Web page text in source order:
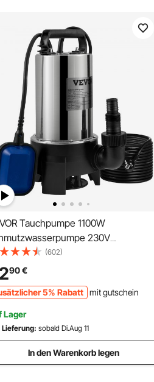
Tauchpumpe 1100W
230V
Durchfluss 333,3L/min
IPX8
zuschneidbar zum Pumpen von
aus Schwimmbädern Teichen
(602)
90€
5% Rabatt mit gutschein
Lager
Lieferung: sobald Di.Aug 11
In den Warenkorb legen